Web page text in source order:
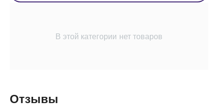
В этой категории нет товаров
Отзывы